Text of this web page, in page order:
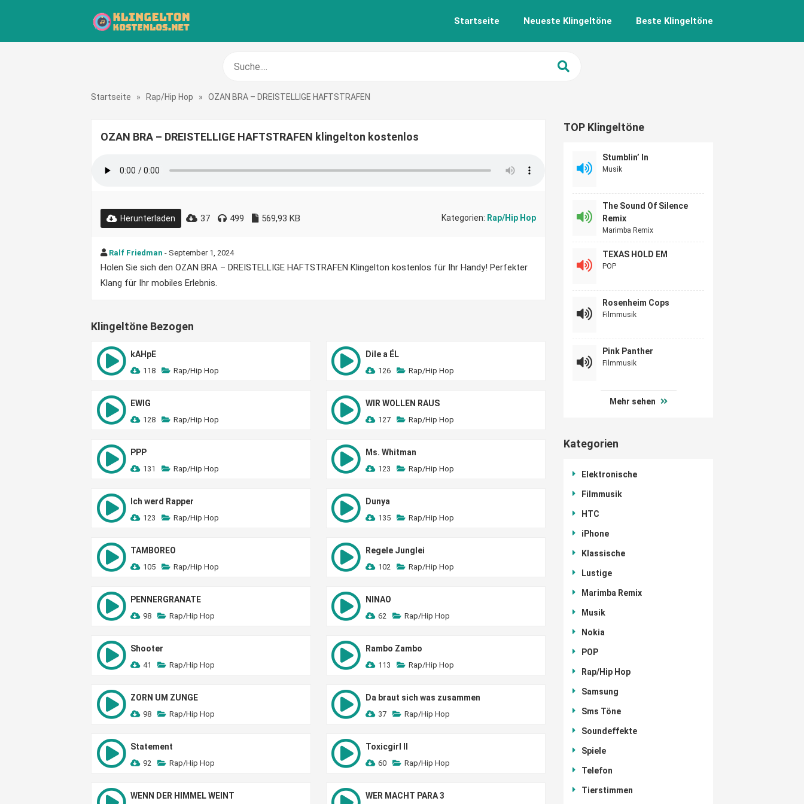
Startseite Neueste Klingeltöne Beste Klingeltöne
Startseite » Rap/Hip Hop » OZAN BRA – DREISTELLIGE HAFTSTRAFEN
OZAN BRA – DREISTELLIGE HAFTSTRAFEN klingelton kostenlos
Herunterladen 37 499 569,93 KB Kategorien: Rap/Hip Hop
Ralf Friedman - September 1, 2024
Holen Sie sich den OZAN BRA – DREISTELLIGE HAFTSTRAFEN Klingelton kostenlos für Ihr Handy! Perfekter
Klang für Ihr mobiles Erlebnis.
Klingeltöne Bezogen
kAHpE
118 Rap/Hip Hop
Dile a ÉL
126 Rap/Hip Hop
EWIG
128 Rap/Hip Hop
WIR WOLLEN RAUS
127 Rap/Hip Hop
PPP
131 Rap/Hip Hop
Ms. Whitman
123 Rap/Hip Hop
Ich werd Rapper
123 Rap/Hip Hop
Dunya
135 Rap/Hip Hop
TAMBOREO
105 Rap/Hip Hop
Regele Junglei
102 Rap/Hip Hop
PENNERGRANATE
98 Rap/Hip Hop
NINAO
62 Rap/Hip Hop
Shooter
41 Rap/Hip Hop
Rambo Zambo
113 Rap/Hip Hop
ZORN UM ZUNGE
98 Rap/Hip Hop
Da braut sich was zusammen
37 Rap/Hip Hop
Statement
92 Rap/Hip Hop
Toxicgirl II
60 Rap/Hip Hop
WENN DER HIMMEL WEINT WER MACHT PARA 3
TOP Klingeltöne
Stumblin’ In
Musik
The Sound Of Silence
Remix
Marimba Remix
TEXAS HOLD EM
POP
Rosenheim Cops
Filmmusik
Pink Panther
Filmmusik
Mehr sehen
Kategorien
Elektronische
Filmmusik
HTC
iPhone
Klassische
Lustige
Marimba Remix
Musik
Nokia
POP
Rap/Hip Hop
Samsung
Sms Töne
Soundeffekte
Spiele
Telefon
Tierstimmen